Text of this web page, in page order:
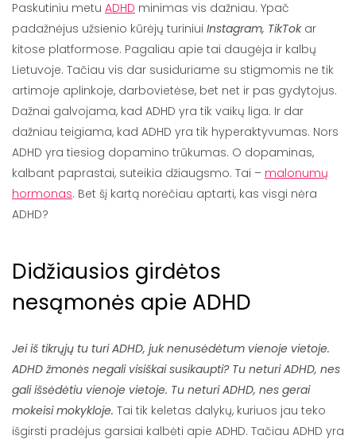
Paskutiniu metu ADHD minimas vis dažniau. Ypač
padažnėjus užsienio kūrėjų turiniui Instagram, TikTokar
kitose platformose. Pagaliau apie tai daugėja ir kalbų
Lietuvoje. Tačiau vis dar susiduriame su stigmomis ne tik
artimoje aplinkoje, darbovietėse, bet net ir pas gydytojus.
Dažnai galvojama, kad ADHD yra tik vaikų liga. Ir dar
dažniau teigiama, kad ADHD yra tik hyperaktyvumas. Nors
ADHD yra tiesiog dopamino trūkumas. O dopaminas,
kalbant paprastai, suteikia džiaugsmo. Tai – malonumų
hormonas. Bet šį kartą norėčiau aptarti, kas visgi nėra
ADHD?
Didžiausios girdėtos
nesąmonės apie ADHD
Jei iš tikrųjų tu turi ADHD, juk nenusėdėtum vienoje vietoje.
ADHD žmonės negali visiškai susikaupti? Tu neturi ADHD, nes
gali išsėdėtiu vienoje vietoje. Tu neturi ADHD, nes gerai
mokeisi mokykloje. Tai tik keletas dalykų, kuriuos jau teko
išgirsti pradėjus garsiai kalbėti apie ADHD. Tačiau ADHD yra